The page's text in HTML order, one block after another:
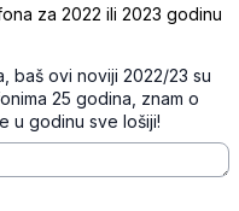
za 2022 ili 2023 godinu
baš ovi noviji 2022/23 su
25 godina, znam o
u godinu sve lošiji!